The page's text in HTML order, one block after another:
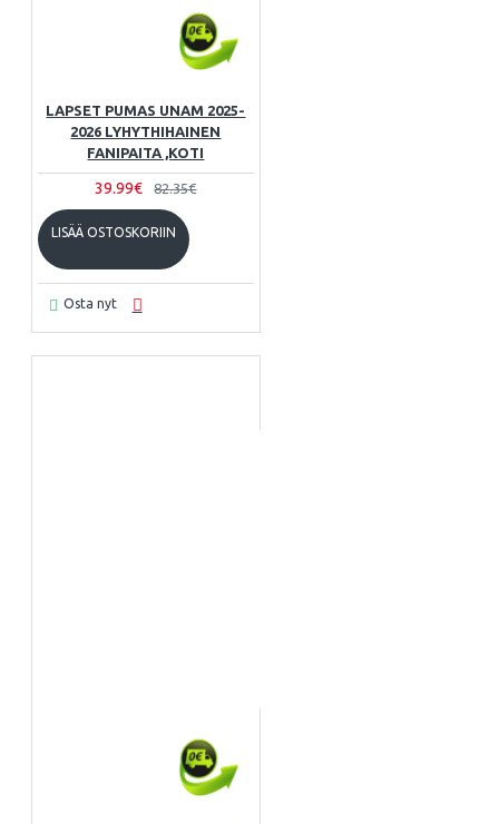
LAPSET PUMAS UNAM 2025-
2026 LYHYTHIHAINEN
FANIPAITA ,KOTI
39.99€ 82.35€
LISÄÄ OSTOSKORIIN
Osta nyt